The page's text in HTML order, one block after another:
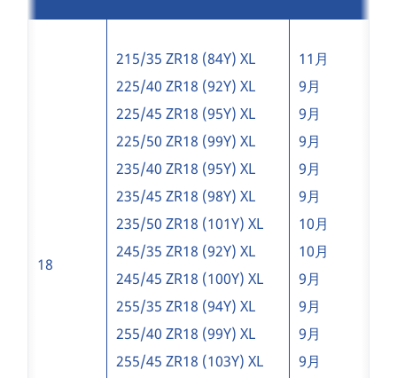
18
215/35 ZR18 (84Y) XL
225/40 ZR18 (92Y) XL
225/45 ZR18 (95Y) XL
225/50 ZR18 (99Y) XL
235/40 ZR18 (95Y) XL
235/45 ZR18 (98Y) XL
235/50 ZR18 (101Y) XL
245/35 ZR18 (92Y) XL
245/45 ZR18 (100Y) XL
255/35 ZR18 (94Y) XL
255/40 ZR18 (99Y) XL
255/45 ZR18 (103Y) XL
11月
9月
9月
9月
9月
9月
10月
10月
9月
9月
9月
9月